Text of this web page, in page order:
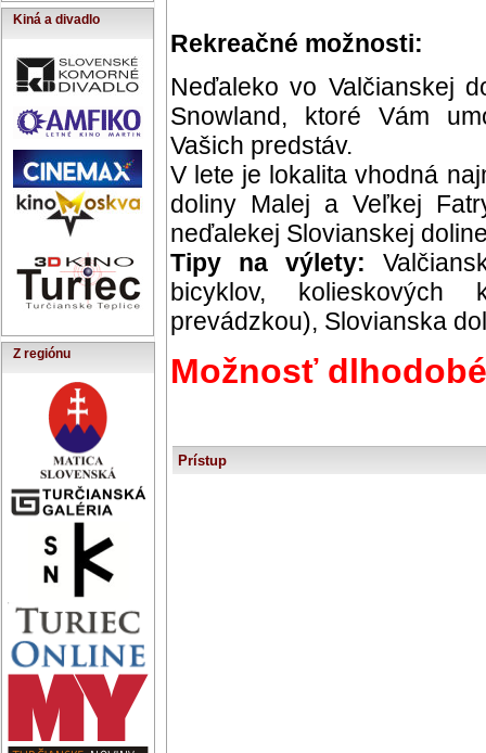
Kiná a divadlo
Z regiónu
Rekreačné možnosti:
Neďaleko vo Valčianskej
Snowland, ktoré Vám
Vašich predstáv.
V lete je lokalita vhodná
doliny Malej a Veľkej
neďalekej Slovianskej
Tipy na výlety:
bicyklov, kolieskových
prevádzkou), Slovianska
Možnosť
Prístup